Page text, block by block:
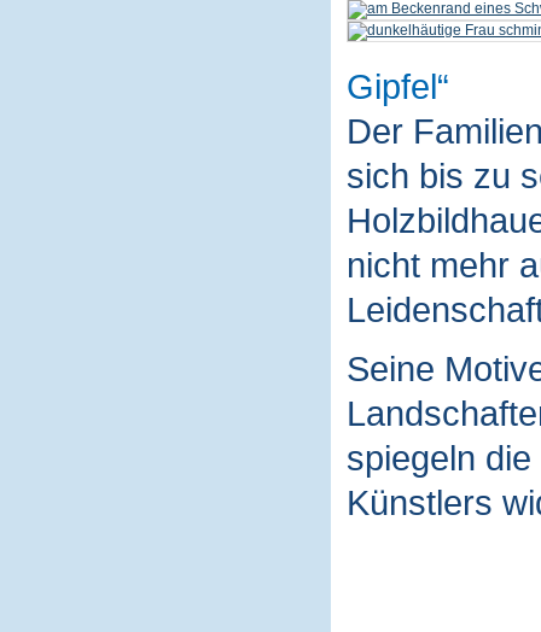
Gipfel
Der
sich bis zu
nicht mehr
Seine
spiegeln
Künstlers